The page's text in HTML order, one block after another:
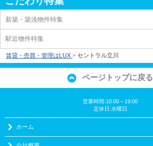
新築・築浅物件特集
駅近物件特集
賃貸・売買・管理はLUX > セントラル立川
ページトップに戻る
営業時間:10:00～19:00
定休日:水曜日
ホーム